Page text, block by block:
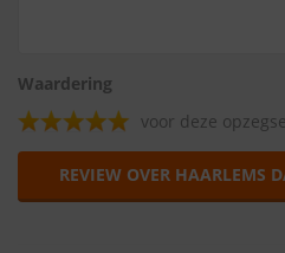
Waardering
voor deze
REVIEW OVER HAARLEMS